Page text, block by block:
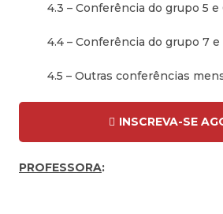
4.3 – Conferência do grupo 5 e
4.4 – Conferência do grupo 7 e
4.5 – Outras conferências
INSCREVA-SE
PROFESSORA: